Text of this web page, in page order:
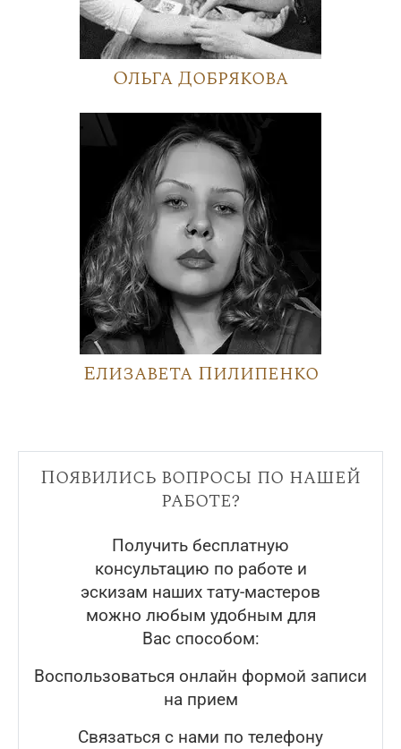
Ольга Добрякова
Елизавета Пилипенко
Появились вопросы по нашей
работе?
Получить бесплатную
консультацию по работе и
эскизам наших тату-мастеров
можно любым удобным для
Вас способом:
Воспользоваться онлайн формой записи
на прием
Связаться с нами по телефону